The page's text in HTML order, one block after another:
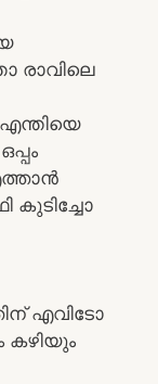
എന്തിയെ
കുടിച്ചോ
എവിടോ
കഴിയും